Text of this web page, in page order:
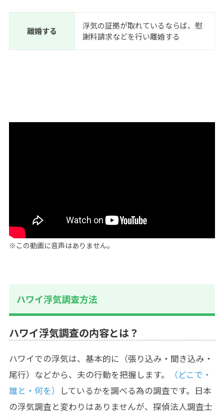
離婚する
浮気の証拠が取れているならば、慰
謝料請求などを行い離婚する
※この動画に音声はありません。
ハワイ浮気調査方法
ハワイ浮気調査の内容とは？
ハワイでの浮気は、基本的に（張り込み・聞き込み・
尾行）などから、夫の行動を把握します。
（どこで・
誰と・何を）
しているかを調べる為の調査です。日本
の浮気調査と変わりはありませんが、探偵法人調査士